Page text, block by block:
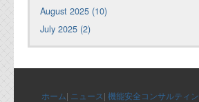
August 2025 (10)
July 2025 (2)
ホーム| ニュース| 機能安全コンサルティ